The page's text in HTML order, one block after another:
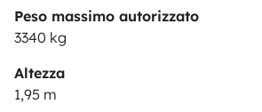
Peso massimo autorizzato
3340 kg
Altezza
1,95 m